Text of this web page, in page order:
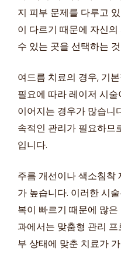
지 피부 문제를 다루고
이 다르기 때문에 자신
수 있는 곳을 선택하는
여드름 치료의 경우, 기
필요에 따라 레이저 시
이어지는 경우가 많습니
속적인 관리가 필요하므
입니다.
주름 개선이나 색소침착
가 높습니다. 이러한 시
복이 빠르기 때문에 많
과에서는 맞춤형 관리
부 상태에 맞춘 치료가